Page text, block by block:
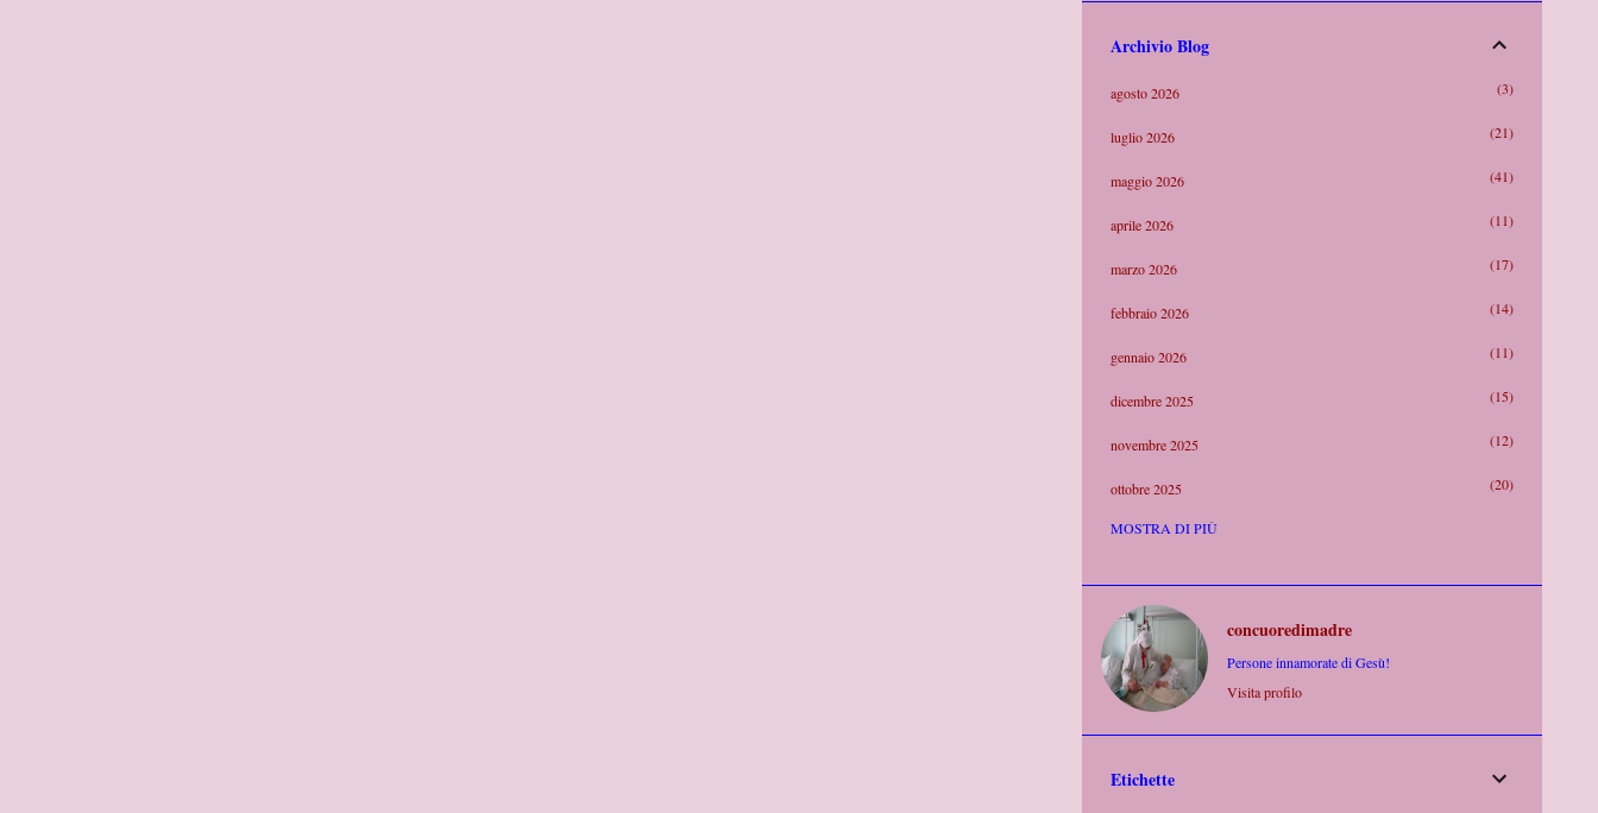
Archivio Blog
agosto 2026 3
luglio 2026 21
maggio 2026 41
aprile 2026 11
marzo 2026 17
febbraio 2026 14
gennaio 2026 11
dicembre 2025 15
novembre 2025 12
ottobre 2025 20
settembre 2025
luglio 2025
giugno 2025
maggio 2025
MOSTRA DI PIÙ
concuoredimadre
Persone innamorate di Gesù!
Visita profilo
Etichette